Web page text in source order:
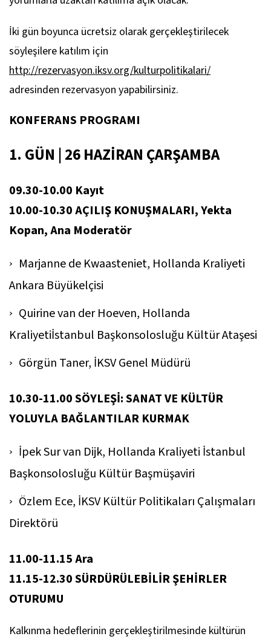
İki gün boyunca ücretsiz olarak gerçekleştirilecek
söyleşilere katılım için
http://rezervasyon.iksv.org/kulturpolitikalari/
adresinden rezervasyon yapabilirsiniz.
KONFERANS PROGRAMI
1. GÜN | 26 HAZİRAN ÇARŞAMBA
09.30-10.00 Kayıt
10.00-10.30 AÇILIŞ KONUŞMALARI, Yekta
Kopan, Ana Moderatör
Marjanne de Kwaasteniet, Hollanda Kraliyeti
Ankara Büyükelçisi
Quirine van der Hoeven, Hollanda
Kraliyetiİstanbul Başkonsolosluğu Kültür Ataşesi
Görgün Taner, İKSV Genel Müdürü
10.30-11.00 SÖYLEŞİ: SANAT VE KÜLTÜR
YOLUYLA BAĞLANTILAR KURMAK
İpek Sur van Dijk, Hollanda Kraliyeti İstanbul
Başkonsolosluğu Kültür Başmüşaviri
Özlem Ece, İKSV Kültür Politikaları Çalışmaları
Direktörü
11.00-11.15 Ara
11.15-12.30 SÜRDÜRÜLEBİLİR ŞEHİRLER
OTURUMU
Kalkınma hedeflerinin gerçekleştirilmesinde kültürün